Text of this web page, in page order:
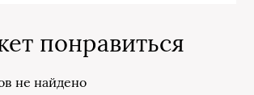
понравиться
не найдено